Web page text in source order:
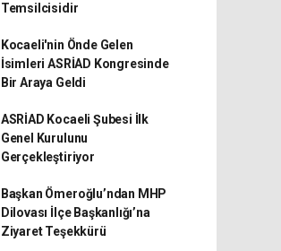
Temsilcisidir
Kocaeli'nin Önde Gelen
İsimleri ASRİAD Kongresinde
Bir Araya Geldi
ASRİAD Kocaeli Şubesi İlk
Genel Kurulunu
Gerçekleştiriyor
Başkan Ömeroğlu’ndan MHP
Dilovası İlçe Başkanlığı’na
Ziyaret Teşekkürü